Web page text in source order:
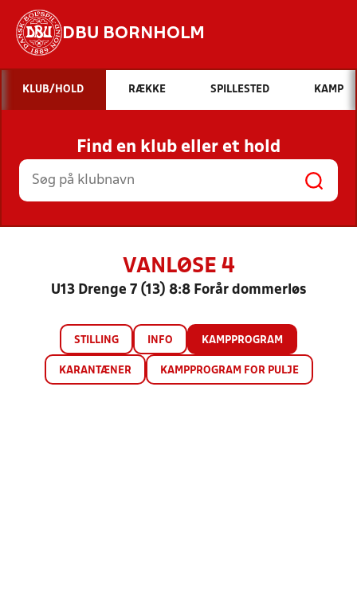
DBU BORNHOLM
Hvad vil du søge efter?
INDHOLD OG NYHEDER
STILLINGER, RESULTATER, KLUBBER OG
HOLD
KLUB/HOLD RÆKKE SPILLESTED KAMP
Find en klub eller et hold
VANLØSE 4
U13 Drenge 7 (13) 8:8 Forår dommerløs
STILLING INFO KAMPPROGRAM
KARANTÆNER KAMPPROGRAM FOR PULJE